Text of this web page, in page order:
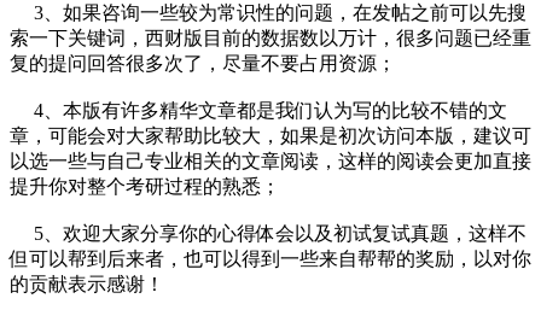
3、如果咨询一些较为常识性的问题，在发帖之前可以先搜
索一下关键词，西财版目前的数据数以万计，很多问题已经重
复的提问回答很多次了，尽量不要占用资源；
4、本版有许多精华文章都是我们认为写的比较不错的文
章，可能会对大家帮助比较大，如果是初次访问本版，建议可
以选一些与自己专业相关的文章阅读，这样的阅读会更加直接
提升你对整个考研过程的熟悉；
5、欢迎大家分享你的心得体会以及初试复试真题，这样不
但可以帮到后来者，也可以得到一些来自帮帮的奖励，以对你
的贡献表示感谢！